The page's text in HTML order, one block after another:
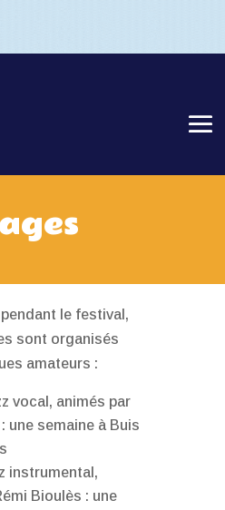
le festival,
sont organisés
amateurs :
vocal, animés par
une semaine à Buis
instrumental,
Bioulès : une